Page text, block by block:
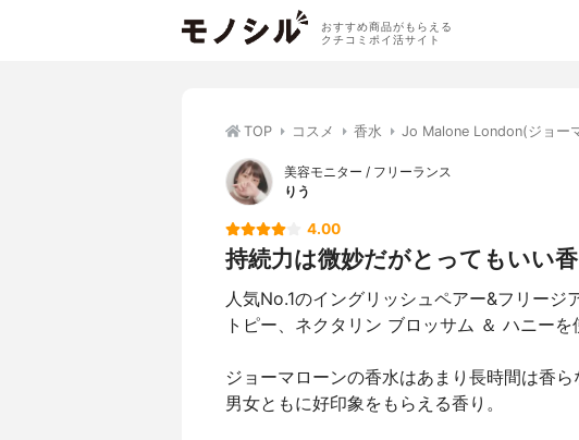
おすすめ商品がもらえる
クチコミポイ活サイト
TOP コスメ 香水 Jo Malone London(ジョー
美容モニター / フリーランス
りう
4.00
持続力は微妙だがとってもいい
人気No.1のイングリッシュペアー&フリー
トピー、ネクタリン ブロッサム ＆ ハニーを
ジョーマローンの香水はあまり長時間は香
男女ともに好印象をもらえる香り。